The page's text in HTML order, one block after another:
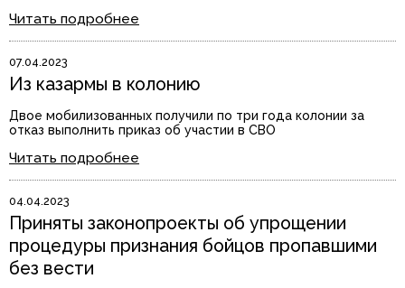
Читать подробнее
07.04.2023
Из казармы в колонию
Двое мобилизованных получили по три года колонии за
отказ выполнить приказ об участии в СВО
Читать подробнее
04.04.2023
Приняты законопроекты об упрощении
процедуры признания бойцов пропавшими
без вести